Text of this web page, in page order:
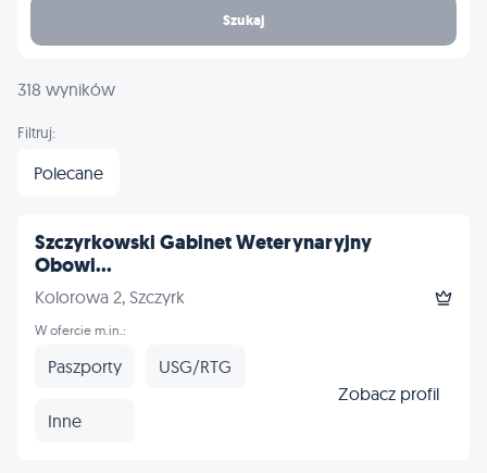
Szukaj
318 wyników
Filtruj:
Polecane
Szczyrkowski Gabinet Weterynaryjny
Obowi...
Kolorowa 2, Szczyrk
W ofercie m.in.:
Paszporty USG/RTG
Inne
Zobacz profil